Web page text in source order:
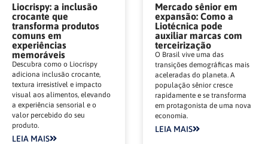
Liocrispy: a inclusão
crocante que
transforma produtos
comuns em
experiências
memoráveis
Descubra como o Liocrispy
adiciona inclusão crocante,
textura irresistível e impacto
visual aos alimentos, elevando
a experiência sensorial e o
valor percebido do seu
produto.
LEIA MAIS
Mercado sênior em
expansão: Como a
Liotécnica pode
auxiliar marcas com
terceirização
O Brasil vive uma das
transições demográficas mais
aceleradas do planeta. A
população sênior cresce
rapidamente e se transforma
em protagonista de uma nova
economia.
LEIA MAIS